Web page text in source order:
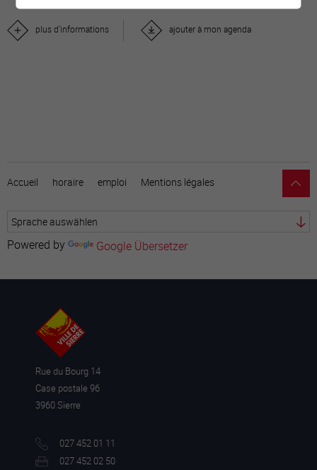
plus d'informations ajouter à mon agenda
Accueil horaire emploi Mentions légales
Powered by Google Übersetzer
Rue du Bourg 14
Case postale 96
3960 Sierre
027 452 01 11
027 452 02 50